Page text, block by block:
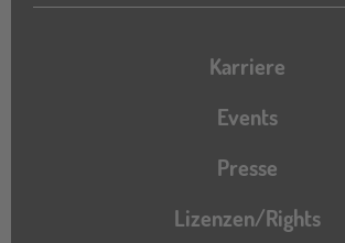
Karriere
Events
Presse
Lizenzen/Rights